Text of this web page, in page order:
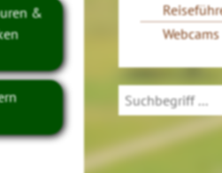
&
Webcams